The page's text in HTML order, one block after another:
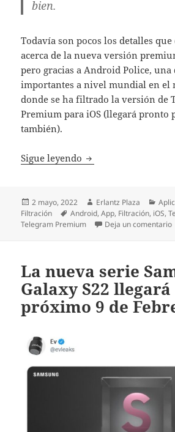
bien.
Todavía son pocos los detalles que
acerca de la nueva versión
pero gracias a Android Police, una
importantes a nivel mundial en el
donde se ha filtrado la versión de
Premium para iOS (llegará pronto
también).
Sigue leyendo Telegram Premium
Publicado
el
2 mayo, 2022 Autor
Erlantz Plaza
Filtración
Etiquetas
Android,App, Filtración, iOS,
Telegram Premium
Deja un comentario
La nueva serie
Galaxy S22
próximo 9 de